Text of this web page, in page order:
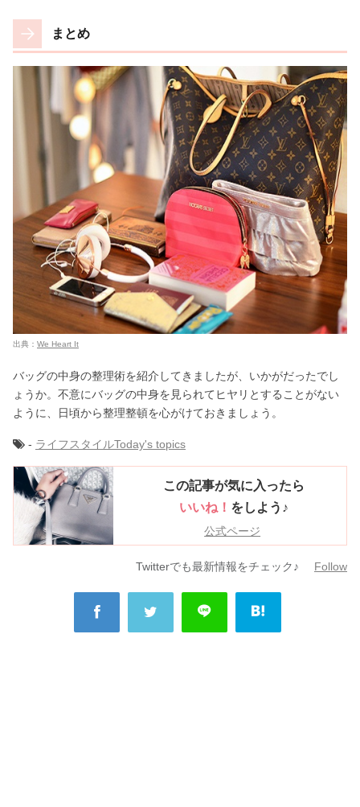
まとめ
出典： We Heart It
バッグの中身の整理術を紹介してきましたが、いかがだったでし
ょうか。不意にバッグの中身を見られてヒヤリとすることがない
ように、日頃から整理整頓を心がけておきましょう。
- ライフスタイルToday's topics
この記事が気に入ったら
いいね！ をしよう♪
公式ページ
Twitterでも最新情報をチェック♪ Follow